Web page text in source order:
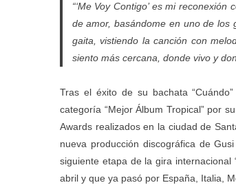
“‘Me Voy Contigo’ es mi
de amor, basándome en uno de los
gaita, vistiendo la canción con
siento más cercana, donde vivo y
Tras el éxito de su bachata
categoría “Mejor Álbum Tropical” por
Awards realizados en la ciudad de
nueva producción discográfica de
siguiente etapa de la gira internacional
abril y que ya pasó por España, Italia,